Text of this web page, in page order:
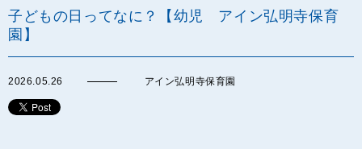
子どもの日ってなに？【幼児 アイン弘明寺保育
園】
2026.05.26 アイン弘明寺保育園